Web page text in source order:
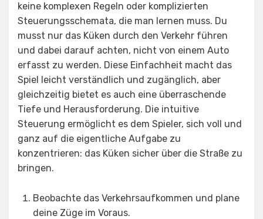
keine komplexen Regeln oder komplizierten
Steuerungsschemata, die man lernen muss. Du
musst nur das Küken durch den Verkehr führen
und dabei darauf achten, nicht von einem Auto
erfasst zu werden. Diese Einfachheit macht das
Spiel leicht verständlich und zugänglich, aber
gleichzeitig bietet es auch eine überraschende
Tiefe und Herausforderung. Die intuitive
Steuerung ermöglicht es dem Spieler, sich voll und
ganz auf die eigentliche Aufgabe zu
konzentrieren: das Küken sicher über die Straße zu
bringen.
Beobachte das Verkehrsaufkommen und plane
deine Züge im Voraus.